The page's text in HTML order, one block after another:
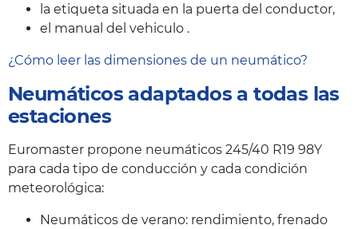
la etiqueta situada en la puerta del conductor,
el manual del vehiculo .
¿Cómo leer las dimensiones de un neumático?
Neumáticos adaptados a todas las
estaciones
Euromaster propone neumáticos 245/40 R19 98Y
para cada tipo de conducción y cada condición
meteorológica:
Neumáticos de verano: rendimiento, frenado